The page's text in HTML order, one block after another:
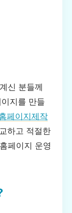
신 분들께
지를 만들
페이지제작
하고 적절한
페이지 운영